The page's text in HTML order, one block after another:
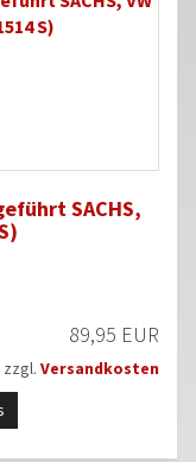
SACHS,
89,95 EUR
zzgl. Versandkosten